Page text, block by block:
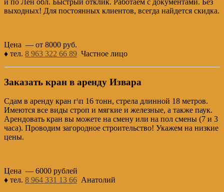
и по Лен обл. Быстрый отклик. Работаем с документами. Без
выходных! Для постоянных клиентов, всегда найдется скидка.
Цена — от 8000 руб.
♦ тел. 8 963 322 66 89 Частное лицо
Заказать кран в аренду Извара
Сдам в аренду кран г\п 16 тонн, стрела длинной 18 метров.
Имеются все виды строп и мягкие и железные, а также паук.
Арендовать кран вы можете на смену или на пол смены (7 и 3
часа). Проводим загородное строительство! Укажем на низкие
цены.
Цена — 6000 рублей
♦ тел. 8 964 331 13 66 Анатолий